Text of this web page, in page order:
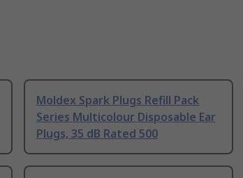
Moldex Spark Plugs Refill Pack
Series Multicolour Disposable Ear
Plugs, 35 dB Rated 500